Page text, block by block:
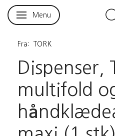
Skifte navigation
Menu
Fra: TORK
Dispenser,
multifold